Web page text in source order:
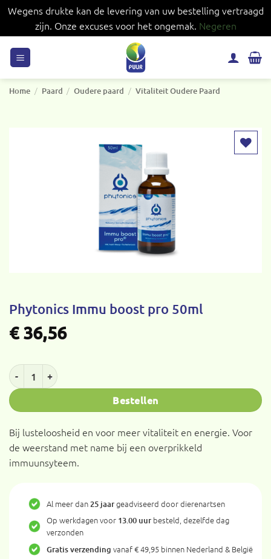
Wegens drukte kan de levering van uw bestelling vertraagd
zijn. Onze excuses voor het ongemak. Negeren
naar
Home / Paard / Oudere paard / Vitaliteit Oudere Paard
Phytonics Immu boost pro 50ml
€36,56
Phytonics Immu boost pro 50ml aantal
Bestellen
Bij lusteloosheid en voor meer vitaliteit en energie. Voor
de weerstand met name bij een overprikkeld
immuunsyteem.
Al meer dan 25 jaargeadviseerd door dierenartsen
Op werkdagen voor 13.00 uurbesteld, dezelfde dag
verzonden
Gratis verzending vanaf € 49,95 binnen Nederland & België